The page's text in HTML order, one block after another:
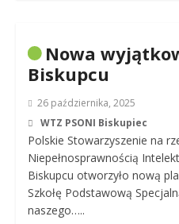
Nowa
Biskupcu
26 października, 2025
WTZ PSONI Biskupiec
Polskie Stowarzyszenie na
Niepełnosprawnością
Biskupcu otworzyło nową
Szkołę Podstawową
naszego…..